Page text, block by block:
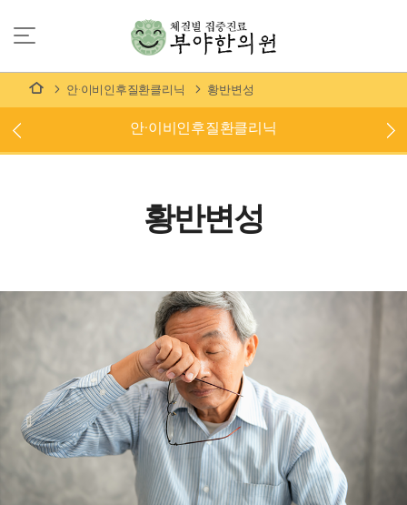
안·이비인후질환클리닉 황반변성
안·이비인후질환클리닉
황반변성